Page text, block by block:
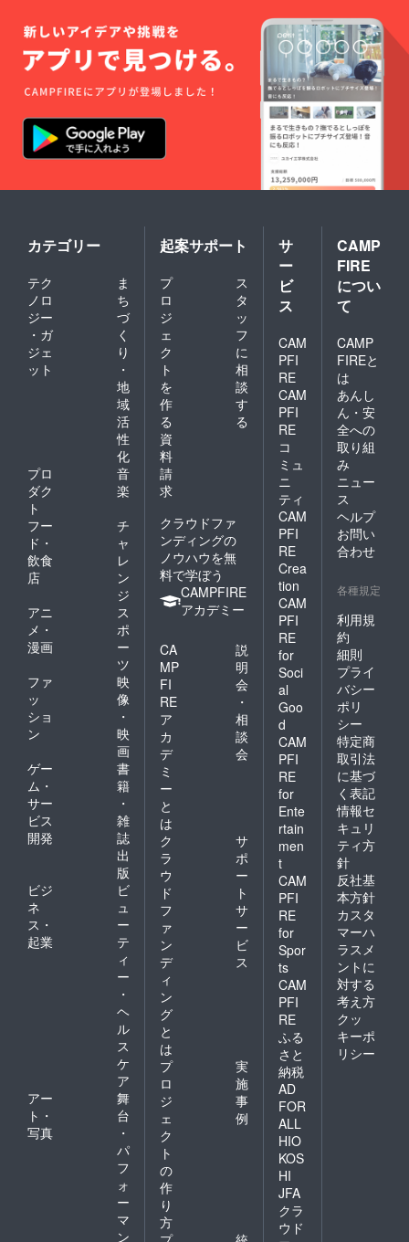
い放題
チケッ
トをお
渡し致
しま
す。
」の
キャン
ドル
アー
ティス
トが作
成した
オリジ
ナル
ドルを
お届け
しま
フト
ボック
スに包
装しお
送りさ
せてい
ただき
※作成に
お時間
いただ
きます
ので
少々発
送にお
時間い
ただく
可能性
がござ
いま
す。閉
じる ※
通い放
題有効
チケッ
け月含
み6か月
有効 ※
御予約
方法を
メール
で送ら
せてい
ただき
ます。
初回ご
来店の
際に通
い放題
チケッ
トをお
渡し致
しま
す。
カテゴリー
テク
ノロ
ジー
・ガ
ジェ
ット
ま
ち
づ
く
り
・
地
域
活
性
化
プロ
ダク
ト
音
楽
フー
ド・
飲食
店
チ
ャ
レ
ン
ジ
アニ
メ・
漫画
ス
ポ
ー
ツ
ファ
ッ
ショ
ン
映
像
・
映
画
ゲー
ム・
サー
ビス
開発
書
籍
・
雑
誌
出
版
ビジ
ネ
ス・
起業
ビ
ュ
ー
テ
ィ
ー
・
ヘ
ル
ス
ケ
ア
アー
ト・
写真
舞
台
・
パ
フ
ォ
ー
マ
ン
起案サポート
プ
ロ
ジ
ェ
ク
ト
を
作
る
ス
タ
ッ
フ
に
相
談
す
る
資
料
請
求
クラウドファ
ンディングの
ノウハウを無
料で学ぼう
CAMPFIRE
アカデミー
CA
MP
FI
RE
ア
カ
デ
ミ
ー
と
は
説
明
会
・
相
談
会
ク
ラ
ウ
ド
フ
ァ
ン
デ
ィ
ン
グ
と
は
サ
ポ
ー
ト
サ
ー
ビ
ス
プ
ロ
ジ
ェ
ク
ト
の
作
り
方
実
施
事
例
サ
ー
ビ
ス
CAM
PFI
RE
CAM
PFI
RE
コ
ミュ
ニ
ティ
CAM
PFI
RE
Crea
tion
CAM
PFI
RE
for
Soci
al
Goo
d
CAM
PFI
RE
for
Ente
rtain
men
t
CAM
PFI
RE
for
Spor
ts
CAM
PFI
RE
ふる
さと
納税
AD
FOR
ALL
HIO
KOS
HI
JFA
クラ
ウド
CAMP
FIRE
につい
て
CAMP
FIREと
は
あんし
ん・安
全への
取り組
み
ニュー
ス
ヘルプ
お問い
合わせ
各種規定
利用規
約
細則
プライ
バシー
ポリ
シー
特定商
取引法
に基づ
く表記
情報セ
キュリ
ティ方
針
反社基
本方針
カスタ
マーハ
ラスメ
ントに
対する
考え方
クッ
キーポ
リシー